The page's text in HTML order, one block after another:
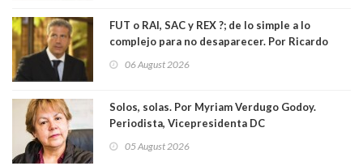
FUT o RAI, SAC y REX ?; de lo simple a lo
complejo para no desaparecer. Por Ricardo
06 August 2026
Solos, solas. Por Myriam Verdugo Godoy.
Periodista, Vicepresidenta DC
05 August 2026